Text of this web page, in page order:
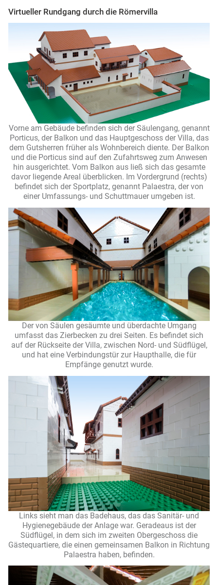
Virtueller Rundgang durch die Römervilla
Vorne am Gebäude befinden sich der Säulengang, genannt
Porticus, der Balkon und das Hauptgeschoss der Villa, das
dem Gutsherren früher als Wohnbereich diente. Der Balkon
und die Porticus sind auf den Zufahrtsweg zum Anwesen
hin ausgerichtet. Vom Balkon aus ließ sich das gesamte
davor liegende Areal überblicken. Im Vordergrund (rechts)
befindet sich der Sportplatz, genannt Palaestra, der von
einer Umfassungs- und Schuttmauer umgeben ist.
Der von Säulen gesäumte und überdachte Umgang
umfasst das Zierbecken zu drei Seiten. Es befindet sich
auf der Rückseite der Villa, zwischen Nord- und Südflügel,
und hat eine Verbindungstür zur Haupthalle, die für
Empfänge genutzt wurde.
Links sieht man das Badehaus, das das Sanitär- und
Hygienegebäude der Anlage war. Geradeaus ist der
Südflügel, in dem sich im zweiten Obergeschoss die
Gästequartiere, die einen gemeinsamen Balkon in Richtung
Palaestra haben, befinden.